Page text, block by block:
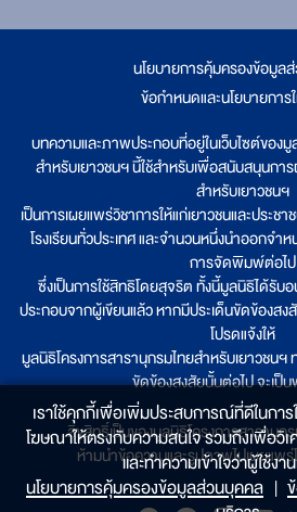
นโยบายการคุ้มครองข้อมูล
ข้อกำหนดและนโยบายการ
บทความและภาพประกอบที่อยู่ในเว็บไซต์ของ
สำหรับเยาวชนฯ นี้ใช้สำหรับเพื่อสนับสนุนก
สำหรับเยาวชนฯ
เป็นการเผยแพร่วิชาการให้แก่เยาวชนและประช
โรงเรียนทั่วประเทศ และจำนวนหนึ่งนำออกจำ
การจัดพิมพ์ต่อไป
ซึ่งเป็นการใช้สิทธิโดยสุจริต ทั้งนี้มูลนิธิได้รั
ประกอบจากผู้เขียนแล้ว หากมีประเด็นขัดข้องสง
โปรดแจ้งให้
มูลนิธิโครงการสารานุกรมไทยสำหรับเยาวชน
ขัดข้องสงสัยนั้นต่อไป จะเป็
ลิขสิทธิ์เป็นของมูลนิธิโครงการสารานุก
ห้ามนำข้อความและรูปภาพไปเผยแพ
เราใช้คุกกี้เพื่อเพิ่มประสบการณ์ที่ดีในการ
โฆษณาให้ตรงกับความสนใจ รวมถึงเพื่อวิเค
และทำความเข้าใจว่าผู้ใช้ง
นโยบายการคุ้มครองข้อมูลส่วนบุคคล |